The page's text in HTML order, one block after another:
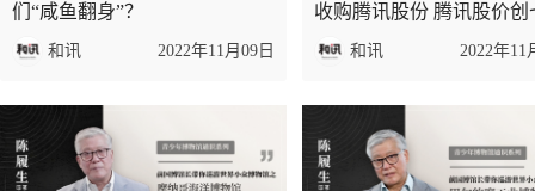
们“咸鱼翻身”？
和讯 2022年11月09日
收购腾讯股份 腾讯股价创
新高
和讯 2022年11